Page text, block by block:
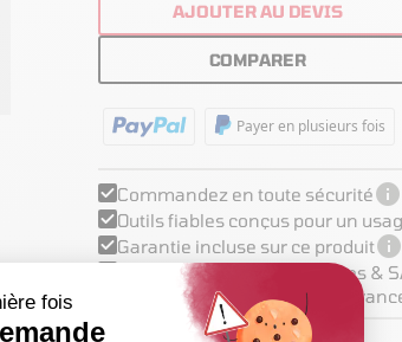
AJOUTER AU DEVIS
COMPARER
Payer en plusieurs fois
Commandez en toute sécurité
Outils fiables conçus pour un
Garantie incluse sur ce produit
Pièces détachées disponibles &
Support technique basé en